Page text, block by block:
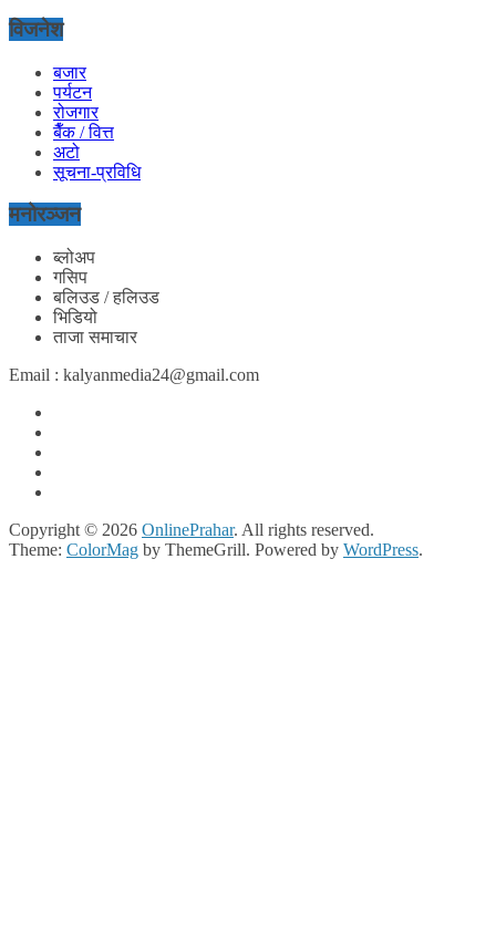
विजनेश
बजार
पर्यटन
रोजगार
बैँक / वित्त
अटो
सूचना-प्रविधि
मनोरञ्जन
ब्लोअप
गसिप
बलिउड / हलिउड
भिडियो
ताजा समाचार
Email : kalyanmedia24@gmail.com
Copyright © 2026 OnlinePrahar. All rights reserved.
Theme: ColorMag by ThemeGrill. Powered by WordPress.